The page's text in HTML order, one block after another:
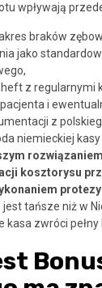
wpływają
braków
jako
z regularnymi
i
z
niemieckiej kasy
kosztorysu
jest tańsze niż w
kasa zwróci pełny